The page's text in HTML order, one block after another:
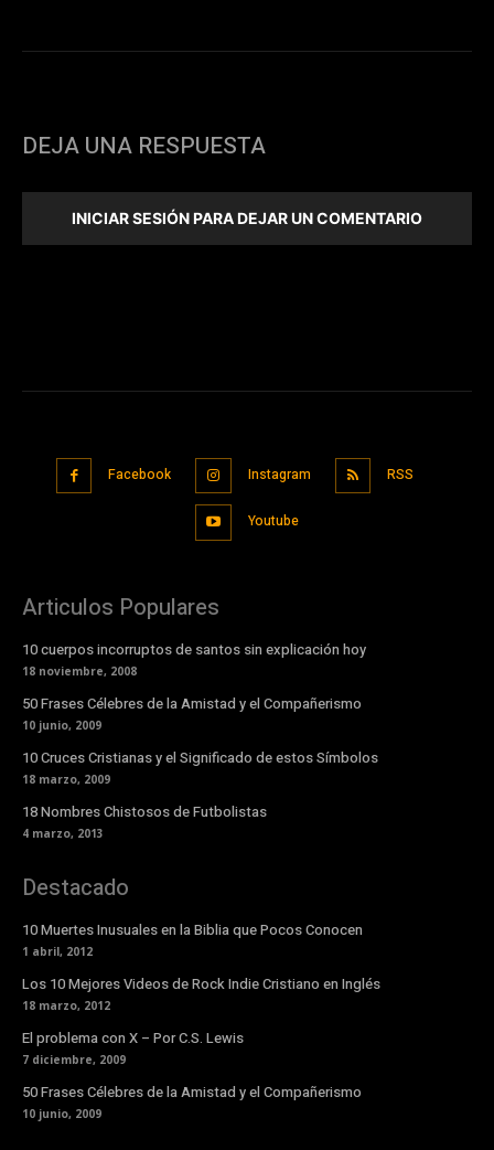
DEJA UNA RESPUESTA
INICIAR SESIÓN PARA DEJAR UN COMENTARIO
Facebook Instagram RSS
Youtube
Articulos Populares
10 cuerpos incorruptos de santos sin explicación hoy
18 noviembre, 2008
50 Frases Célebres de la Amistad y el Compañerismo
10 junio, 2009
10 Cruces Cristianas y el Significado de estos Símbolos
18 marzo, 2009
18 Nombres Chistosos de Futbolistas
4 marzo, 2013
Destacado
10 Muertes Inusuales en la Biblia que Pocos Conocen
1 abril, 2012
Los 10 Mejores Videos de Rock Indie Cristiano en Inglés
18 marzo, 2012
El problema con X – Por C.S. Lewis
7 diciembre, 2009
50 Frases Célebres de la Amistad y el Compañerismo
10 junio, 2009